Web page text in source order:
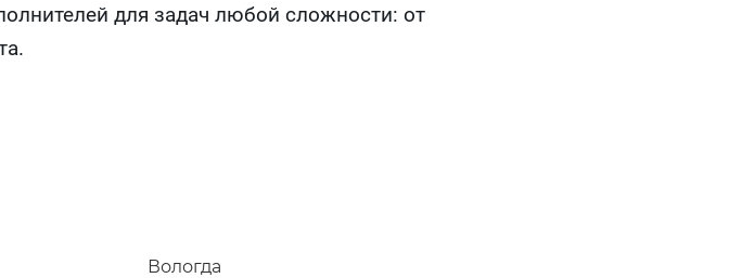
для задач любой сложности: от
Вологда